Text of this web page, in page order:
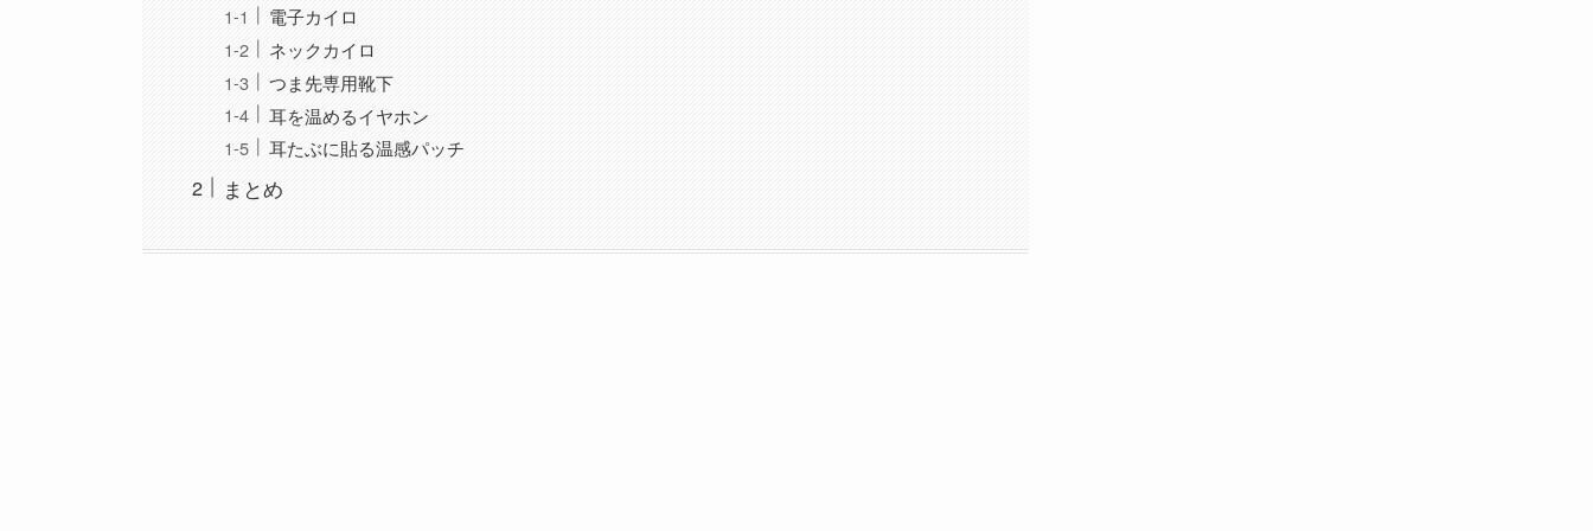
電子カイロ
ネックカイロ
つま先専用靴下
耳を温めるイヤホン
耳たぶに貼る温感パッチ
まとめ